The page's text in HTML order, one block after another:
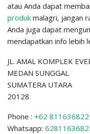
atau Anda dapat
produk malagri, jangan
Anda juga dapat
mendapatkan info lebih
JL. AMAL KOMPLEK
MEDAN SUNGGAL
SUMATERA UTARA
20128
Phone : +62 811636822
Whatsapp: